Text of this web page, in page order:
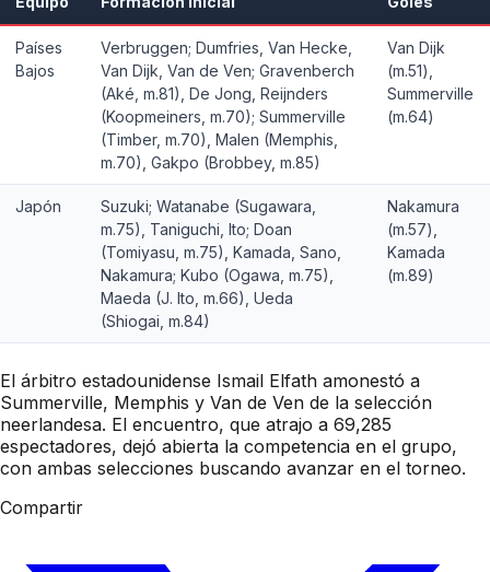
Países
Bajos
Verbruggen; Dumfries, Van Hecke,
Van Dijk, Van de Ven; Gravenberch
(Aké, m.81), De Jong, Reijnders
(Koopmeiners, m.70); Summerville
(Timber, m.70), Malen (Memphis,
m.70), Gakpo (Brobbey, m.85)
Van Dijk
(m.51),
Summerville
(m.64)
Japón
Suzuki; Watanabe (Sugawara,
m.75), Taniguchi, Ito; Doan
(Tomiyasu, m.75), Kamada, Sano,
Nakamura; Kubo (Ogawa, m.75),
Maeda (J. Ito, m.66), Ueda
(Shiogai, m.84)
Nakamura
(m.57),
Kamada
(m.89)
El árbitro estadounidense Ismail Elfath amonestó a
Summerville, Memphis y Van de Ven de la selección
neerlandesa. El encuentro, que atrajo a 69,285
espectadores, dejó abierta la competencia en el grupo,
con ambas selecciones buscando avanzar en el torneo.
Compartir